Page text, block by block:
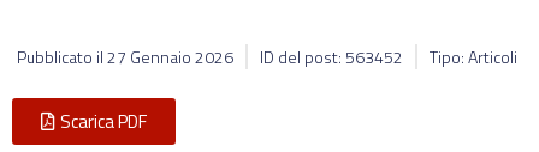
Pubblicato il27 Gennaio 2026 ID del post: 563452 Tipo: Articoli
Scarica PDF